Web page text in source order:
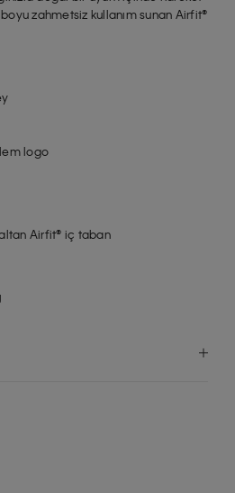
zahmetsiz kullanım sunan Airfit®
logo
Airfit® iç taban